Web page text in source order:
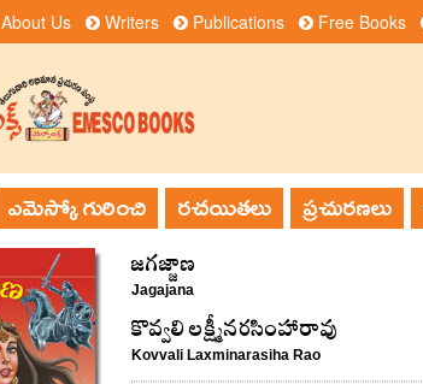
About Us Writers Publications Free Books
ఎమెస్కో గురించి రచయితలు ప్రచురణలు
జగజ్జాణ
Jagajana
కొవ్వలి లక్ష్మీనరసింహారావు
Kovvali Laxminarasiha Rao